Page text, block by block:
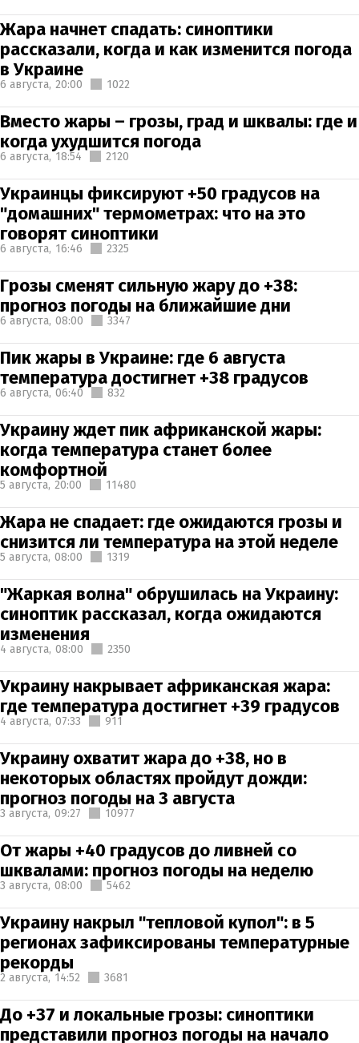
Жара начнет спадать: синоптики
рассказали, когда и как изменится погода
в Украине
6 августа, 20:00 1022
Вместо жары – грозы, град и шквалы: где и
когда ухудшится погода
6 августа, 18:54 2120
Украинцы фиксируют +50 градусов на
"домашних" термометрах: что на это
говорят синоптики
6 августа, 16:46 2325
Грозы сменят сильную жару до +38:
прогноз погоды на ближайшие дни
6 августа, 08:00 3347
Пик жары в Украине: где 6 августа
температура достигнет +38 градусов
6 августа, 06:40 832
Украину ждет пик африканской жары:
когда температура станет более
комфортной
5 августа, 20:00 11480
Жара не спадает: где ожидаются грозы и
снизится ли температура на этой неделе
5 августа, 08:00 1319
"Жаркая волна" обрушилась на Украину:
синоптик рассказал, когда ожидаются
изменения
4 августа, 08:00 2350
Украину накрывает африканская жара:
где температура достигнет +39 градусов
4 августа, 07:33 911
Украину охватит жара до +38, но в
некоторых областях пройдут дожди:
прогноз погоды на 3 августа
3 августа, 09:27 10977
От жары +40 градусов до ливней со
шквалами: прогноз погоды на неделю
3 августа, 08:00 5462
Украину накрыл "тепловой купол": в 5
регионах зафиксированы температурные
рекорды
2 августа, 14:52 3681
До +37 и локальные грозы: синоптики
представили прогноз погоды на начало